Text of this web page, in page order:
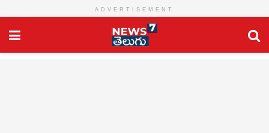
ADVERTISEMENT